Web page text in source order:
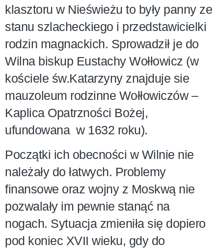
klasztoru w Nieświeżu to były panny ze
stanu szlacheckiego i przedstawicielki
rodzin magnackich. Sprowadził je do
Wilna biskup Eustachy Wołłowicz (w
kościele św.Katarzyny znajduje sie
mauzoleum rodzinne Wołłowiczów –
Kaplica Opatrzności Bożej,
ufundowana w 1632 roku).
Początki ich obecności w Wilnie nie
należały do łatwych. Problemy
finansowe oraz wojny z Moskwą nie
pozwalały im pewnie stanąć na
nogach. Sytuacja zmieniła się dopiero
pod koniec XVII wieku, gdy do